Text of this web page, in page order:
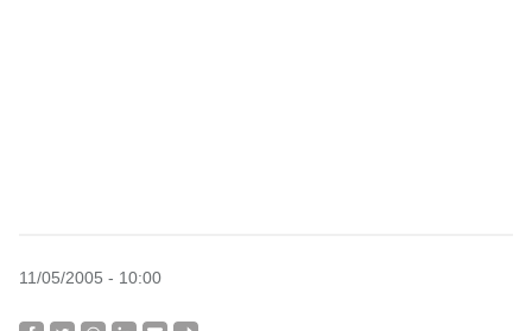
11/05/2005 - 10:00